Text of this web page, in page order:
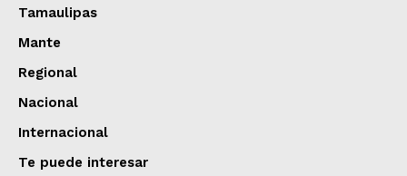
Tamaulipas
Mante
Regional
Nacional
Internacional
Te puede interesar